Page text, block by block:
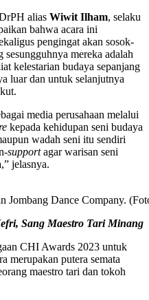
alias Wiwit Ilham, selaku
bahwa acara ini
pengingat akan sosok-
mereka adalah
kelestarian budaya sepanjang
luar dan untuk selanjutnya
media perusahaan melalui
kepada kehidupan seni budaya
wadah seni itu sendiri
-supportagar warisan seni
jelasnya.
Jombang Dance Company.
Sang Maestro Tari Minang
CHI Awards 2023 untuk
merupakan putera semata
maestro tari dan tokoh